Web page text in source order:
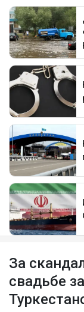
За
свадьбе